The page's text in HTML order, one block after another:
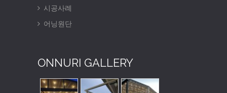
시공사례
어닝원단
ONNURI GALLERY